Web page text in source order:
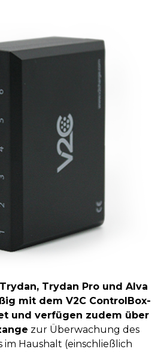
Trydan, Trydan Pro und Alva
mit dem V2C ControlBox-
und verfügen zudem über
zur Überwachung des
im Haushalt (einschließlich